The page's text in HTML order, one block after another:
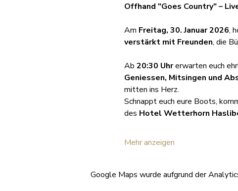
Offhand "Goes Country" –
Am Freitag, 30. Januar 2026,
verstärkt mit Freunden, die
Ab 20:30 Uhr erwarten euch
Geniessen, Mitsingen und
mitten ins Herz.
Schnappt euch eure Boots,
des Hotel Wetterhorn
Mehr anzeigen
Google Maps wurde aufgrund der